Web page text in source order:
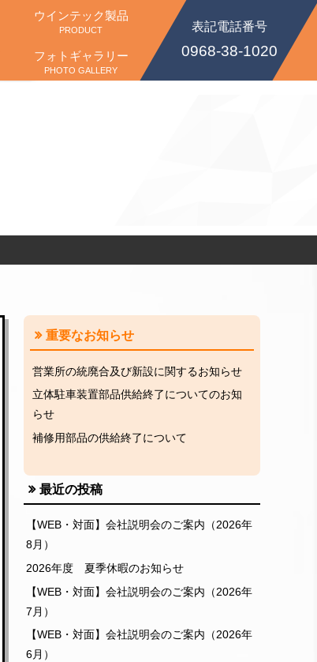
ウインテック製品
PRODUCT 表記電話番号
0968-38-1020
フォトギャラリー
PHOTO GALLERY
重要なお知らせ
営業所の統廃合及び新設に関するお知らせ
立体駐車装置部品供給終了についてのお知
らせ
補修用部品の供給終了について
最近の投稿
【WEB・対面】会社説明会のご案内（2026年
8月）
2026年度 夏季休暇のお知らせ
【WEB・対面】会社説明会のご案内（2026年
7月）
【WEB・対面】会社説明会のご案内（2026年
6月）